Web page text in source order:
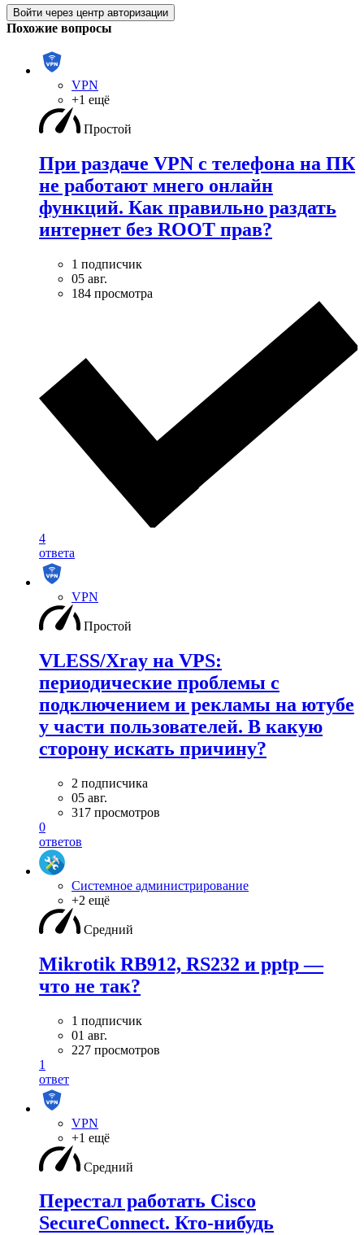
Войти через центр авторизации
Похожие вопросы
VPN
+1 ещё
Простой
При раздаче VPN с телефона на ПК
не работают мнего онлайн
функций. Как правильно раздать
интернет без ROOT прав?
1 подписчик
05 авг.
184 просмотра
4
ответа
VPN
Простой
VLESS/Xray на VPS:
периодические проблемы с
подключением и рекламы на ютубе
у части пользователей. В какую
сторону искать причину?
2 подписчика
05 авг.
317 просмотров
0
ответов
Системное администрирование
+2 ещё
Средний
Mikrotik RB912, RS232 и pptp —
что не так?
1 подписчик
01 авг.
227 просмотров
1
ответ
VPN
+1 ещё
Средний
Перестал работать Cisco
SecureConnect. Кто-нибудь